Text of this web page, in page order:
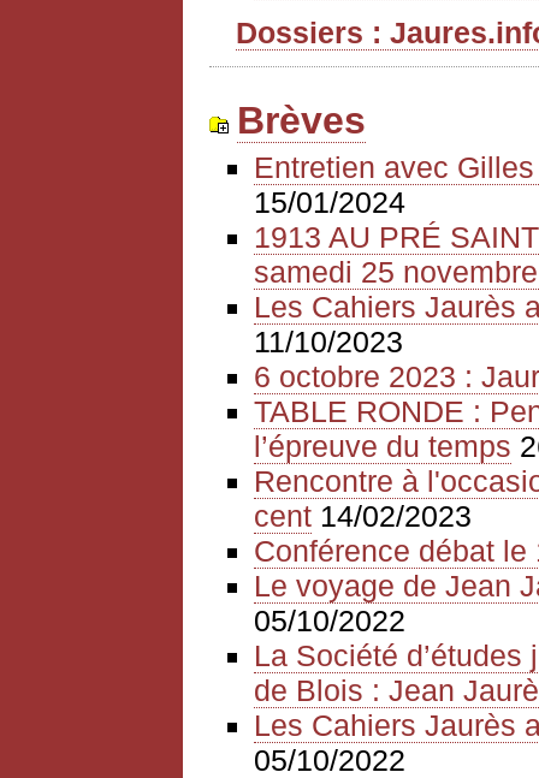
Dossiers :
Brèves
Entretien avec
15/01/2024
1913 AU PRÉ
samedi 25
Les Cahiers Jaurès
11/10/2023
6 octobre 2023 :
TABLE RONDE :
l’épreuve du temps
Rencontre à
cent 14/02/2023
Conférence débat
Le voyage de Jean
05/10/2022
La Société
de Blois : Jean
Les Cahiers Jaurès
05/10/2022